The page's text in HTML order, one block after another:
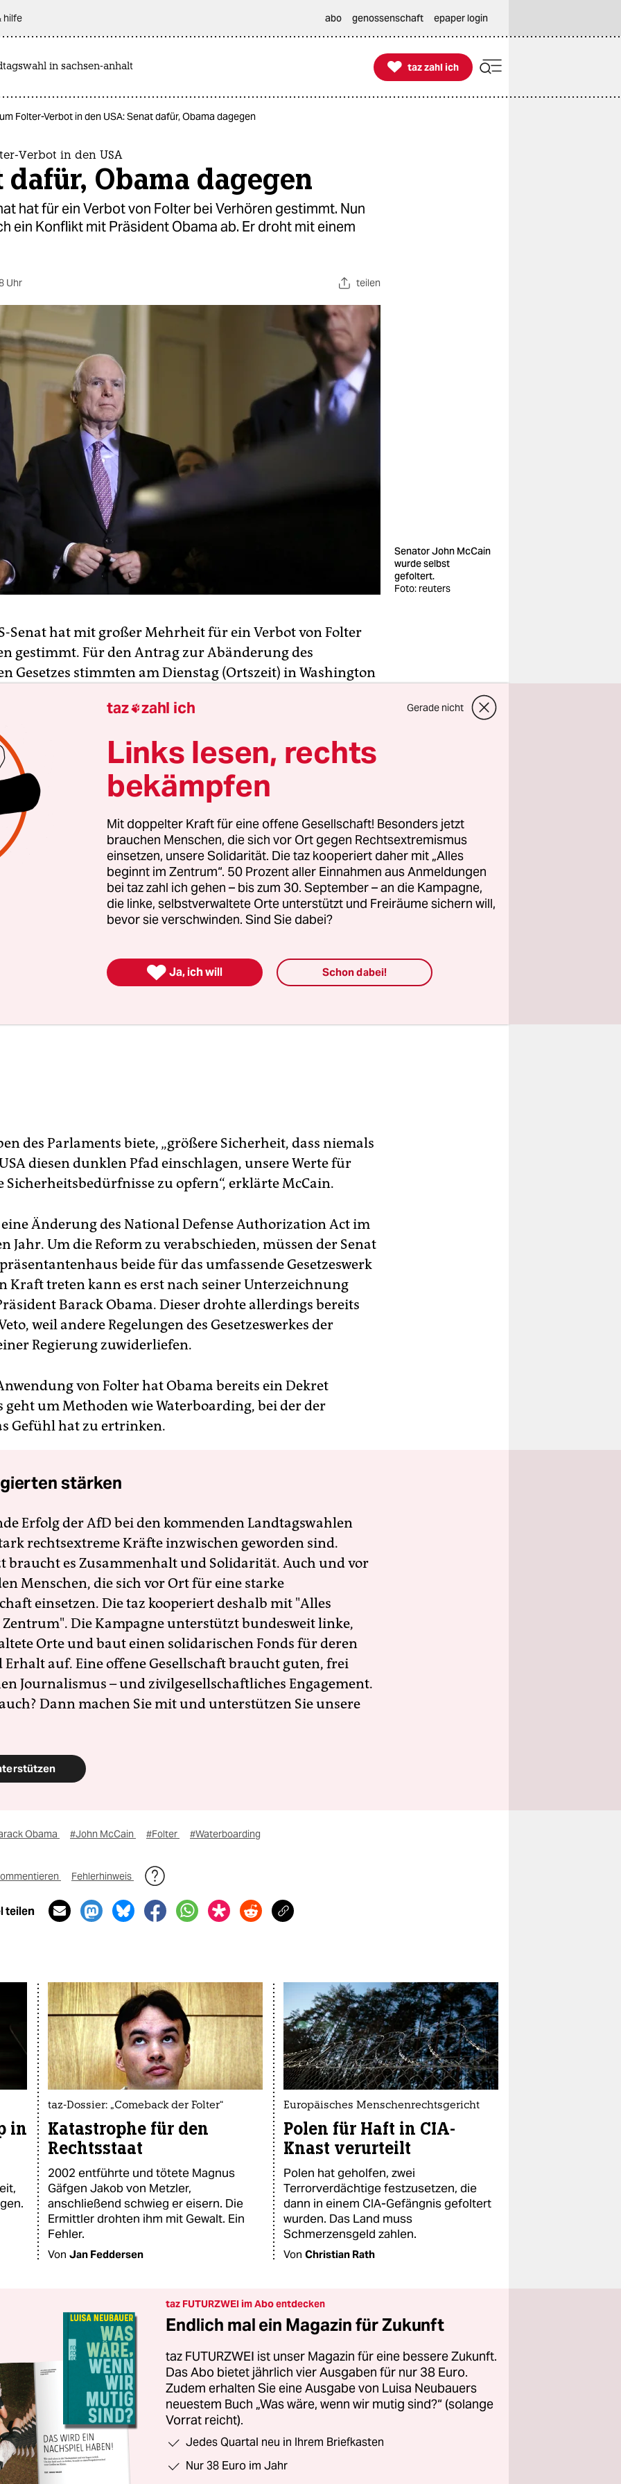
hilfe abo genossenschaft epaper login
in sachsen-anhalt 
taz zahl ich
taz zahl ich
Folter-Verbot in den USA: Senat dafür, Obama dagegen
Verbot in den USA
dafür, Obama dagegen
hat für ein Verbot von Folter bei Verhören gestimmt. Nun
ein Konflikt mit Präsident Obama ab. Er droht mit einem
Uhr teilen
Senator John McCain
wurde selbst
gefoltert.
Foto: reuters
Senat hat mit großer Mehrheit für ein Verbot von Folter
gestimmt. Für den Antrag zur Abänderung des
Gesetzes stimmten am Dienstag (Ortszeit) in Washington
Demokraten der Kongresskammer sowie von 32
unterstützt.
der einflussreiche Senator John McCain, der den
mit eingebracht hatte. Der Republikaner kämpft seit
gesetzliche Folterverbot. Er war selbst gefoltert worden,
Vietnam-Krieg sein Flugzeug abgeschossen worden war.
mehr als fünf Jahre in Kriegsgefangenschaft zu.
des Parlaments biete, „größere Sicherheit, dass niemals
diesen dunklen Pfad einschlagen, unsere Werte für
zu opfern“, erklärte McCain.
Änderung des National Defense Authorization Act im
Jahr. Um die Reform zu verabschieden, müssen der Senat
beide für das umfassende Gesetzeswerk
Kraft treten kann es erst nach seiner Unterzeichnung
Barack Obama. Dieser drohte allerdings bereits
weil andere Regelungen des Gesetzeswerkes der
Regierung zuwiderliefen.
von Folter hat Obama bereits ein Dekret
geht um Methoden wie Waterboarding, bei der der
Gefühl hat zu ertrinken.
stärken
Erfolg der AfD bei den kommenden Landtagswahlen
rechtsextreme Kräfte inzwischen geworden sind.
braucht es Zusammenhalt und Solidarität. Auch und vor
Menschen, die sich vor Ort für eine starke
einsetzen. Die taz kooperiert deshalb mit "Alles
Die Kampagne unterstützt bundesweit linke,
Orte und baut einen solidarischen Fonds für deren
Erhalt auf. Eine offene Gesellschaft braucht guten, frei
Journalismus – und zivilgesellschaftliches Engagement.
Dann machen Sie mit und unterstützen Sie unsere
Obama #John McCain #Folter #Waterboarding
Fehlerhinweis
teilen
in
taz-Dossier: „Comeback der Folter“
Katastrophe für den
Rechtsstaat
2002 entführte und tötete Magnus
Gäfgen Jakob von Metzler,
anschließend schwieg er eisern. Die
Ermittler drohten ihm mit Gewalt. Ein
Fehler.
Von Jan Feddersen
Europäisches Menschenrechtsgericht
Polen für Haft in CIA-
Knast verurteilt
Polen hat geholfen, zwei
Terrorverdächtige festzusetzen, die
dann in einem CIA-Gefängnis gefoltert
wurden. Das Land muss
Schmerzensgeld zahlen.
Von Christian Rath
taz FUTURZWEI im Abo entdecken
Endlich mal ein Magazin für Zukunft
taz FUTURZWEI ist unser Magazin für eine bessere Zukunft.
Das Abo bietet jährlich vier Ausgaben für nur 38 Euro.
Zudem erhalten Sie eine Ausgabe von Luisa Neubauers
neuestem Buch „Was wäre, wenn wir mutig sind?“ (solange
Vorrat reicht).
Jedes Quartal neu in Ihrem Briefkasten
Nur 38 Euro im Jahr
taz zahl ich Gerade nicht
Links lesen, rechts
bekämpfen
Mit doppelter Kraft für eine offene Gesellschaft! Besonders jetzt
brauchen Menschen, die sich vor Ort gegen Rechtsextremismus
einsetzen, unsere Solidarität. Die taz kooperiert daher mit „Alles
beginnt im Zentrum“. 50 Prozent aller Einnahmen aus Anmeldungen
bei taz zahl ich gehen – bis zum 30. September – an die Kampagne,
die linke, selbstverwaltete Orte unterstützt und Freiräume sichern will,
bevor sie verschwinden. Sind Sie dabei?
 Ja, ich will Schon dabei!